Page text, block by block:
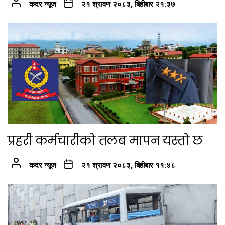
कदर न्यूज २१ श्रावण २०८३, बिहीबार २१:३७
प्रहरी कर्मचारीको तलब मापन यस्तो छ
कदर न्यूज २१ श्रावण २०८३, बिहीबार ११:४८